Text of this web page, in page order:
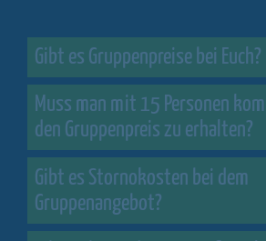
Gibt es Gruppenpreise bei Euch?
Muss man mit 15 Personen
den Gruppenpreis zu erhalten?
Gibt es Stornokosten bei dem
Gruppenangebot?